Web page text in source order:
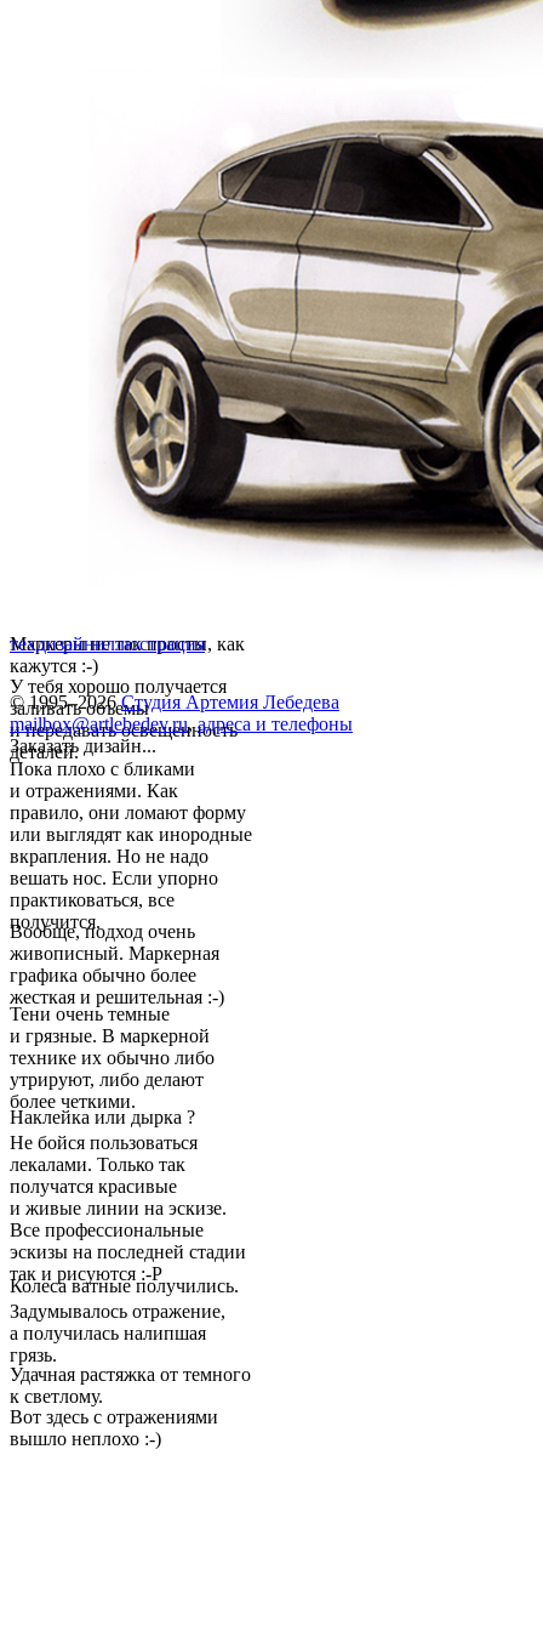
Маркеры не так просты, как
кажутся :-)
У тебя хорошо получается
заливать объемы
и передавать освещенность
деталей.
Пока плохо с бликами
и отражениями. Как
правило, они ломают форму
или выглядят как инородные
вкрапления. Но не надо
вешать нос. Если упорно
практиковаться, все
получится.
Вообще, подход очень
живописный. Маркерная
графика обычно более
жесткая и решительная :-)
Тени очень темные
и грязные. В маркерной
технике их обычно либо
утрируют, либо делают
более четкими.
Наклейка или дырка ?
Не бойся пользоваться
лекалами. Только так
получатся красивые
и живые линии на эскизе.
Все профессиональные
эскизы на последней стадии
так и рисуются :-Р
Колеса ватные получились.
Задумывалось отражение,
а получилась налипшая
грязь.
Удачная растяжка от темного
к светлому.
Вот здесь с отражениями
вышло неплохо :-)
техдизайниллюстрация
© 1995–2026 Студия Артемия Лебедева
mailbox@artlebedev.ru, адреса и телефоны
Заказать дизайн...